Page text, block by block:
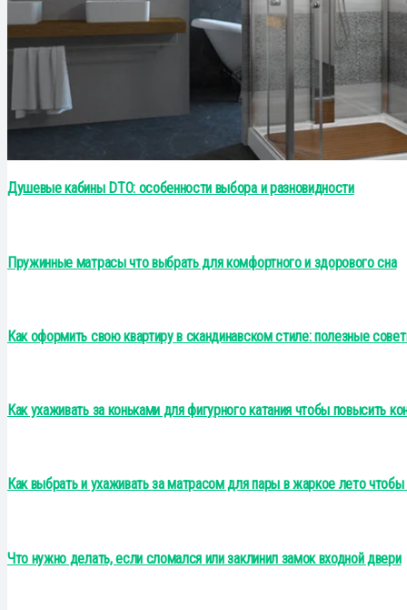
Душевые кабины DTO: особенности выбора и разновидности
Пружинные матрасы что выбрать для комфортного и здорового сна
Как оформить свою квартиру в скандинавском стиле: полезные
Как ухаживать за коньками для фигурного катания чтобы повысить
Как выбрать и ухаживать за матрасом для пары в жаркое лето
Что нужно делать, если сломался или заклинил замок входной двери